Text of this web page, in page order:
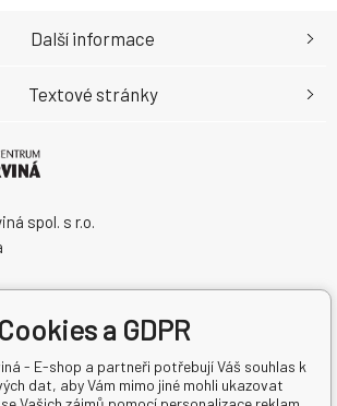
spol. s r.o.
Další informace
Textové stránky
Cookies a GDPR
- E-shop a partneři potřebují Váš souhlas k
dat, aby Vám mimo jiné mohli ukazovat